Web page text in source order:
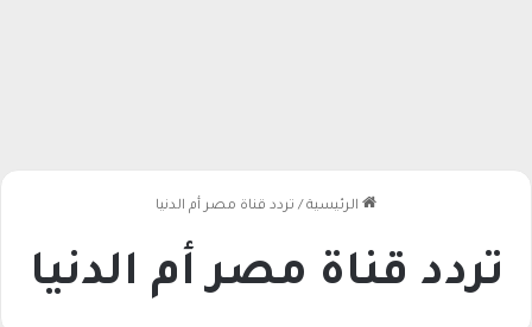
الرئيسية / تردد قناة مصر أم الدنيا
تردد قناة مصر أم الدنيا